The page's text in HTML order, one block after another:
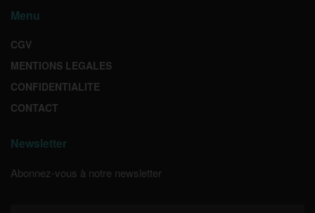
Menu
CGV
MENTIONS LEGALES
CONFIDENTIALITE
CONTACT
Newsletter
Abonnez-vous à notre newsletter